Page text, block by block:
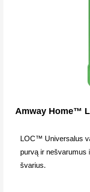
Amway Home™
LOC™ Universalus
purvą ir nešvarumus
švarius.